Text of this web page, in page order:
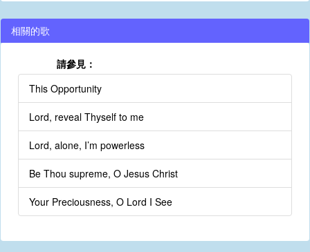
相關的歌
請參見：
This Opportunity
Lord, reveal Thyself to me
Lord, alone, I’m powerless
Be Thou supreme, O Jesus Christ
Your Preciousness, O Lord I See